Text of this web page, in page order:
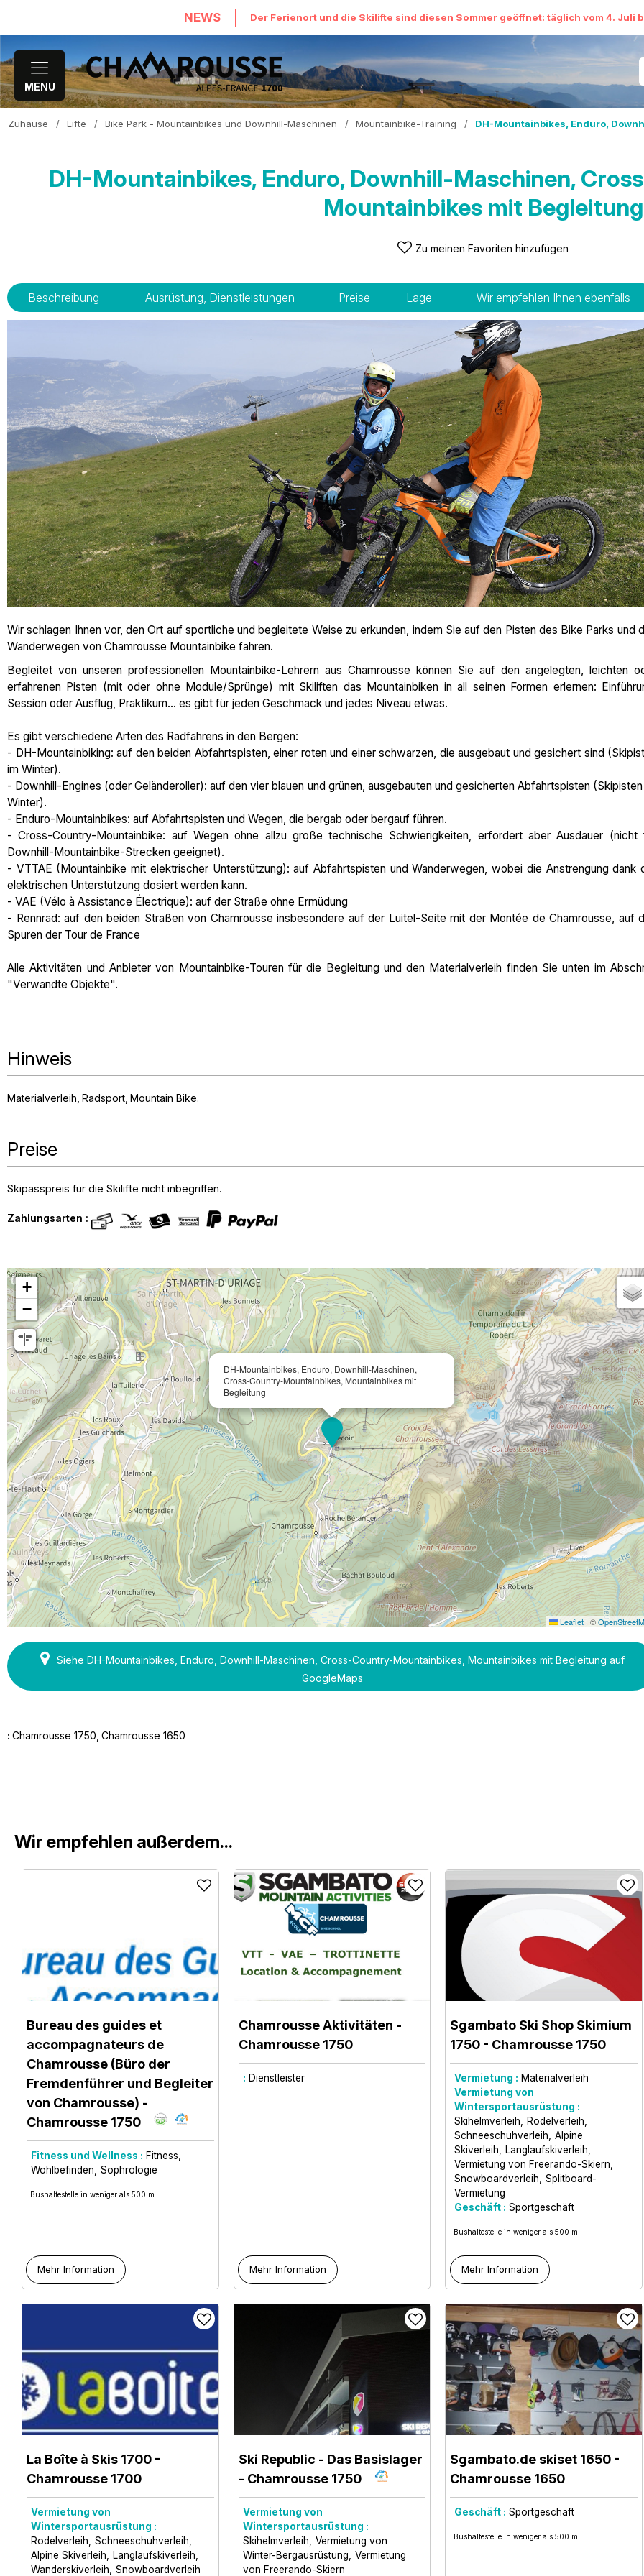
NEWS Der Ferienort und die Skilifte sind diesen Sommer geöffnet: täglich vom 4. Juli
MENU
Zuhause / Lifte / Bike Park - Mountainbikes und Downhill-Maschinen / Mountainbike-Training / DH-Mountainbikes, Enduro,
DH-Mountainbikes, Enduro, Downhill-Maschinen,
Mountainbikes mit Begleitung
Zu meinen Favoriten hinzufügen
Beschreibung Ausrüstung, Dienstleistungen Preise Lage Wir empfehlen Ihnen ebenfalls
Wir schlagen Ihnen vor, den Ort auf sportliche und begleitete Weise zu erkunden, indem Sie auf den Pisten des Bike Parks und
Wanderwegen von Chamrousse Mountainbike fahren.
Begleitet von unseren professionellen Mountainbike-Lehrern aus Chamrousse können Sie auf den angelegten, leichten
erfahrenen Pisten (mit oder ohne Module/Sprünge) mit Skiliften das Mountainbiken in all seinen Formen erlernen:
Session oder Ausflug, Praktikum... es gibt für jeden Geschmack und jedes Niveau etwas.
Es gibt verschiedene Arten des Radfahrens in den Bergen:
- DH-Mountainbiking: auf den beiden Abfahrtspisten, einer roten und einer schwarzen, die ausgebaut und gesichert sind
im Winter).
- Downhill-Engines (oder Geländeroller): auf den vier blauen und grünen, ausgebauten und gesicherten Abfahrtspisten
Winter).
- Enduro-Mountainbikes: auf Abfahrtspisten und Wegen, die bergab oder bergauf führen.
- Cross-Country-Mountainbike: auf Wegen ohne allzu große technische Schwierigkeiten, erfordert aber Ausdauer (nicht
Downhill-Mountainbike-Strecken geeignet).
- VTTAE (Mountainbike mit elektrischer Unterstützung): auf Abfahrtspisten und Wanderwegen, wobei die Anstrengung dank
elektrischen Unterstützung dosiert werden kann.
- VAE (Vélo à Assistance Électrique): auf der Straße ohne Ermüdung
- Rennrad: auf den beiden Straßen von Chamrousse insbesondere auf der Luitel-Seite mit der Montée de Chamrousse, auf
Spuren der Tour de France
Alle Aktivitäten und Anbieter von Mountainbike-Touren für die Begleitung und den Materialverleih finden Sie unten im
"Verwandte Objekte".
Hinweis
Materialverleih Radsport Mountain Bike
Preise
Skipasspreis für die Skilifte nicht inbegriffen.
Zahlungsarten :
DH-Mountainbikes, Enduro, Downhill-Maschinen,
Cross-Country-Mountainbikes, Mountainbikes mit
Begleitung
+
−
Leaflet | ©
Siehe DH-Mountainbikes, Enduro, Downhill-Maschinen, Cross-Country-Mountainbikes, Mountainbikes mit Begleitung auf
GoogleMaps
: Chamrousse 1750 Chamrousse 1650
Wir empfehlen außerdem...
Bureau des guides et
accompagnateurs de
Chamrousse (Büro der
Fremdenführer und Begleiter
von Chamrousse) -
Chamrousse 1750
Fitness und Wellness : Fitness
Wohlbefinden
Sophrologie
Bushaltestelle in weniger als 500 m
Mehr Information
Chamrousse Aktivitäten -
Chamrousse 1750
: Dienstleister
Mehr Information
Sgambato Ski Shop Skimium
1750 - Chamrousse 1750
Vermietung : Materialverleih
Vermietung von
Wintersportausrüstung :
Skihelmverleih
Rodelverleih
Schneeschuhverleih
Alpine
Skiverleih
Langlaufskiverleih
Vermietung von Freerando-Skiern
Snowboardverleih
Splitboard-
Vermietung
Geschäft : Sportgeschäft
Bushaltestelle in weniger als 500 m
Mehr Information
La Boîte à Skis 1700 -
Chamrousse 1700
Vermietung von
Wintersportausrüstung :
Rodelverleih
Schneeschuhverleih
Alpine Skiverleih
Langlaufskiverleih
Wanderskiverleih
Snowboardverleih
Ski Republic - Das Basislager
- Chamrousse 1750
Vermietung von
Wintersportausrüstung :
Skihelmverleih
Vermietung von
Winter-Bergausrüstung
Vermietung
von Freerando-Skiern
Sgambato.de skiset 1650 -
Chamrousse 1650
Geschäft : Sportgeschäft
Bushaltestelle in weniger als 500 m